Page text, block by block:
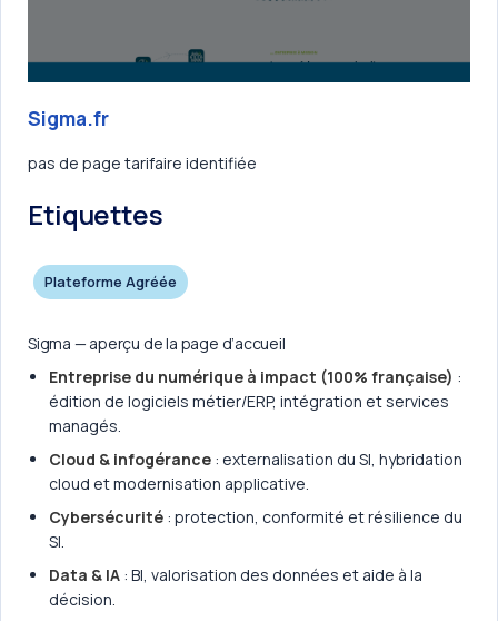
Sigma.fr
pas de page tarifaire identifiée
Etiquettes
Plateforme Agréée
Sigma — aperçu de la page d’accueil
Entreprise du numérique à impact (100% française) :
édition de logiciels métier/ERP, intégration et services
managés.
Cloud & infogérance : externalisation du SI, hybridation
cloud et modernisation applicative.
Cybersécurité : protection, conformité et résilience du
SI.
Data & IA : BI, valorisation des données et aide à la
décision.